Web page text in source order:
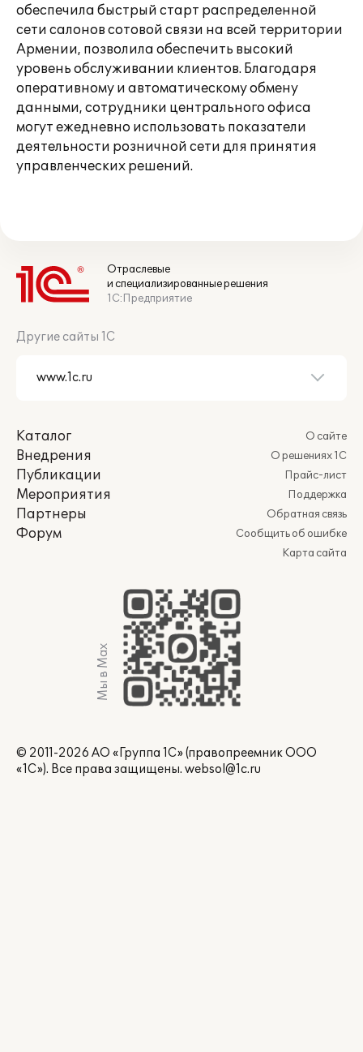
обеспечила быстрый старт распределенной
сети салонов сотовой связи на всей территории
Армении, позволила обеспечить высокий
уровень обслуживании клиентов. Благодаря
оперативному и автоматическому обмену
данными, сотрудники центрального офиса
могут ежедневно использовать показатели
деятельности розничной сети для принятия
управленческих решений.
Отраслевые
и специализированные решения
1С:Предприятие
Другие сайты 1С
Каталог
Внедрения
Публикации
Мероприятия
Партнеры
Форум
О сайте
О решениях 1С
Прайс-лист
Поддержка
Обратная связь
Сообщить об ошибке
Карта сайта
Мы в Max
© 2011-2026 АО «Группа 1С» (правопреемник ООО
«1С»). Все права защищены. websol@1c.ru